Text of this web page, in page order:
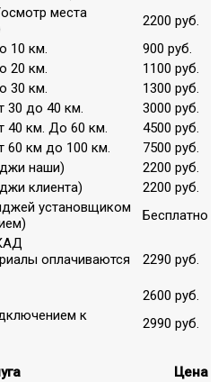
места
2200 руб.
10 км.
900 руб.
20 км.
1100 руб.
30 км.
1300 руб.
до 40 км.
3000 руб.
км. До 60 км.
4500 руб.
км до 100 км.
7500 руб.
наши)
2200 руб.
клиента)
2200 руб.
установщиком
Бесплатно
оплачиваются
2290 руб.
2600 руб.
к
2990 руб.
Цена